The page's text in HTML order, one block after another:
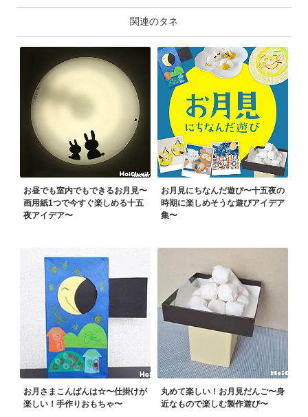
関連のタネ
お昼でも室内でもできるお月見〜
画用紙1つで今すぐ楽しめる十五
夜アイデア〜
お月見にちなんだ遊び〜十五夜の
時期に楽しめそうな遊びアイデア
集〜
お月さまこんばんは☆〜仕掛けが
楽しい！手作りおもちゃ〜
丸めて楽しい！お月見だんご〜身
近なもので楽しむ製作遊び〜